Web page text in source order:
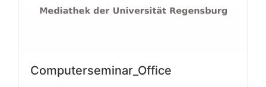
Computerseminar_Office